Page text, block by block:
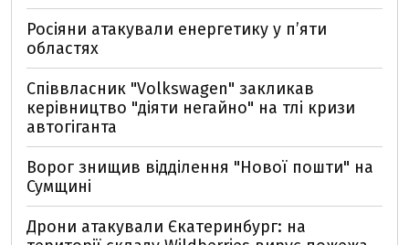
Росіяни атакували енергетику у пʼяти
областях
Співвласник "Volkswagen" закликав
керівництво "діяти негайно" на тлі кризи
автогіганта
Ворог знищив відділення "Нової пошти" на
Сумщині
Дрони атакували Єкатеринбург: на